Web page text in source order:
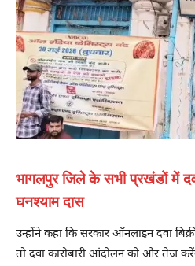
भागलपुर जिले के सभी प्रखंडों में
घनश्याम दास
उन्होंने कहा कि सरकार ऑनलाइन दवा
तो दवा कारोबारी आंदोलन को और तेज